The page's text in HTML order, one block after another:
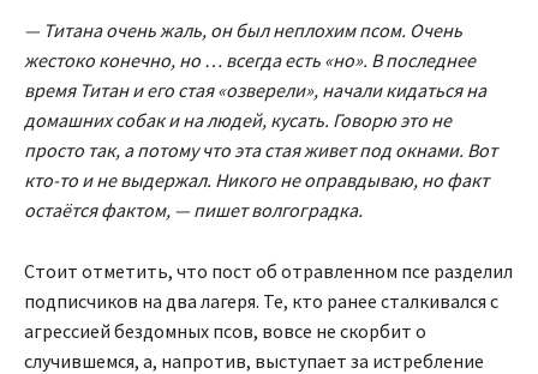
— Титана очень жаль, он был неплохим псом. Очень
жестоко конечно, но … всегда есть «но». В последнее
время Титан и его стая «озверели», начали кидаться на
домашних собак и на людей, кусать. Говорю это не
просто так, а потому что эта стая живет под окнами. Вот
кто-то и не выдержал. Никого не оправдываю, но факт
остаётся фактом, — пишет волгоградка.
Стоит отметить, что пост об отравленном псе разделил
подписчиков на два лагеря. Те, кто ранее сталкивался с
агрессией бездомных псов, вовсе не скорбит о
случившемся, а, напротив, выступает за истребление